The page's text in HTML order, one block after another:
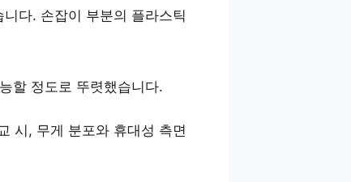
다. 손잡이 부분의 플라스틱
할 정도로 뚜렷했습니다.
시, 무게 분포와 휴대성 측면